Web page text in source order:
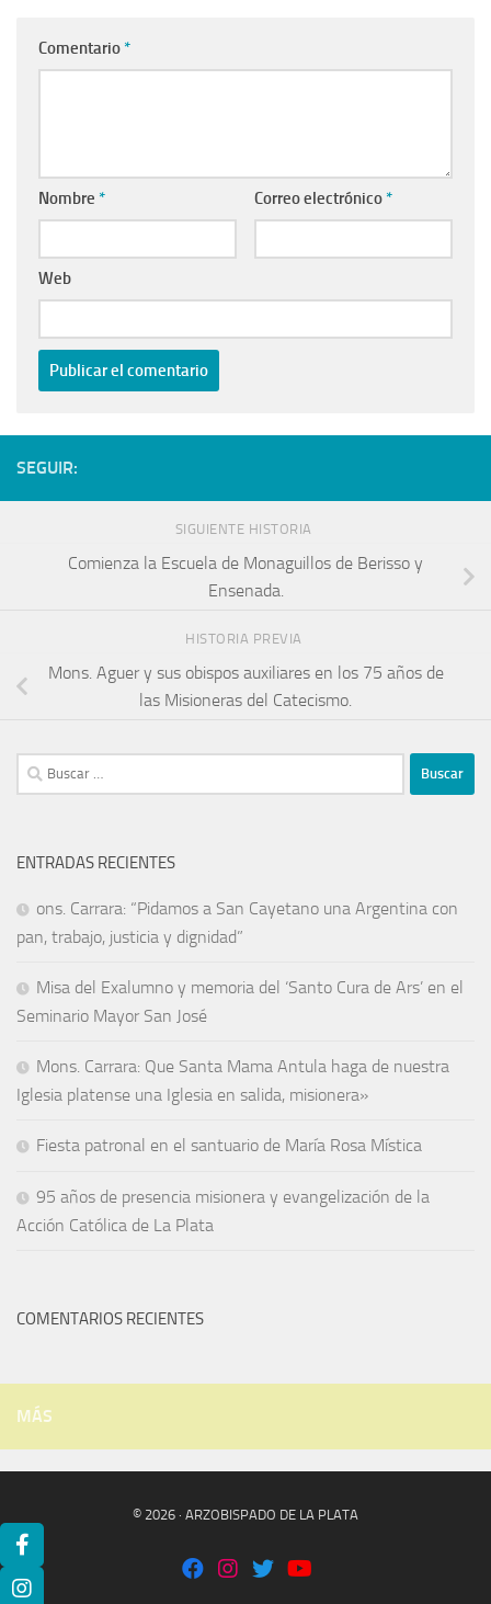
Comentario *
Nombre * Correo electrónico *
Web
SEGUIR:
SIGUIENTE HISTORIA
Comienza la Escuela de Monaguillos de Berisso y
Ensenada.
HISTORIA PREVIA
Mons. Aguer y sus obispos auxiliares en los 75 años de
las Misioneras del Catecismo.
ENTRADAS RECIENTES
ons. Carrara: “Pidamos a San Cayetano una Argentina con
pan, trabajo, justicia y dignidad”
Misa del Exalumno y memoria del ‘Santo Cura de Ars’ en el
Seminario Mayor San José
Mons. Carrara: Que Santa Mama Antula haga de nuestra
Iglesia platense una Iglesia en salida, misionera»
Fiesta patronal en el santuario de María Rosa Mística
95 años de presencia misionera y evangelización de la
Acción Católica de La Plata
COMENTARIOS RECIENTES
MÁS
© 2026 · ARZOBISPADO DE LA PLATA